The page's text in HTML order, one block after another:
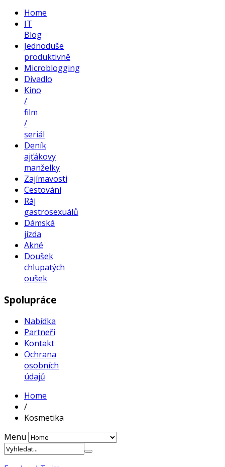
Home
IT
Blog
Jednoduše
produktivně
Microblogging
Divadlo
Kino
/
film
/
seriál
Deník
ajťákovy
manželky
Zajímavosti
Cestování
Ráj
gastrosexuálů
Dámská
jízda
Akné
Doušek
chlupatých
oušek
Spolupráce
Nabídka
Partneři
Kontakt
Ochrana
osobních
údajů
Home
/
Kosmetika
Menu